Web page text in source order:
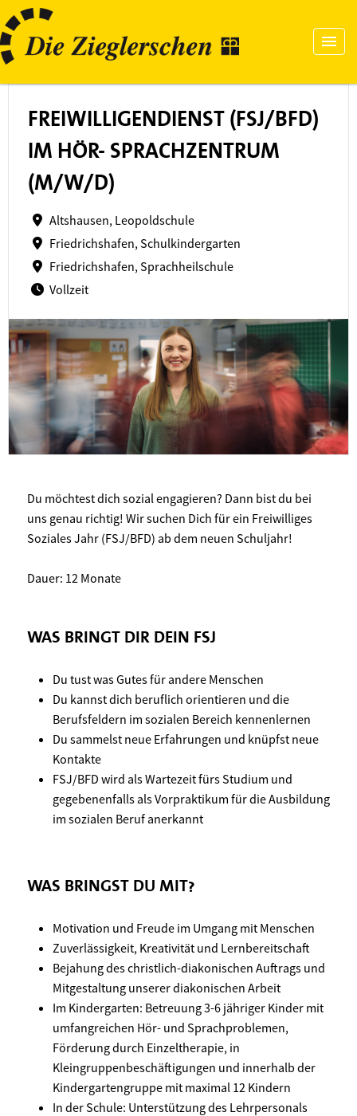
FREIWILLIGENDIENST (FSJ/BFD)
IM HÖR- SPRACHZENTRUM
(M/W/D)
Altshausen, Leopoldschule
Friedrichshafen, Schulkindergarten
Friedrichshafen, Sprachheilschule
Vollzeit
Du möchtest dich sozial engagieren? Dann bist du bei
uns genau richtig! Wir suchen Dich für ein Freiwilliges
Soziales Jahr (FSJ/BFD) ab dem neuen Schuljahr!
Dauer: 12 Monate
WAS BRINGT DIR DEIN FSJ
Du tust was Gutes für andere Menschen
Du kannst dich beruflich orientieren und die
Berufsfeldern im sozialen Bereich kennenlernen
Du sammelst neue Erfahrungen und knüpfst neue
Kontakte
FSJ/BFD wird als Wartezeit fürs Studium und
gegebenenfalls als Vorpraktikum für die Ausbildung
im sozialen Beruf anerkannt
WAS BRINGST DU MIT?
Motivation und Freude im Umgang mit Menschen
Zuverlässigkeit, Kreativität und Lernbereitschaft
Bejahung des christlich-diakonischen Auftrags und
Mitgestaltung unserer diakonischen Arbeit
Im Kindergarten: Betreuung 3-6 jähriger Kinder mit
umfangreichen Hör- und Sprachproblemen,
Förderung durch Einzeltherapie, in
Kleingruppenbeschäftigungen und innerhalb der
Kindergartengruppe mit maximal 12 Kindern
In der Schule: Unterstützung des Lehrpersonals